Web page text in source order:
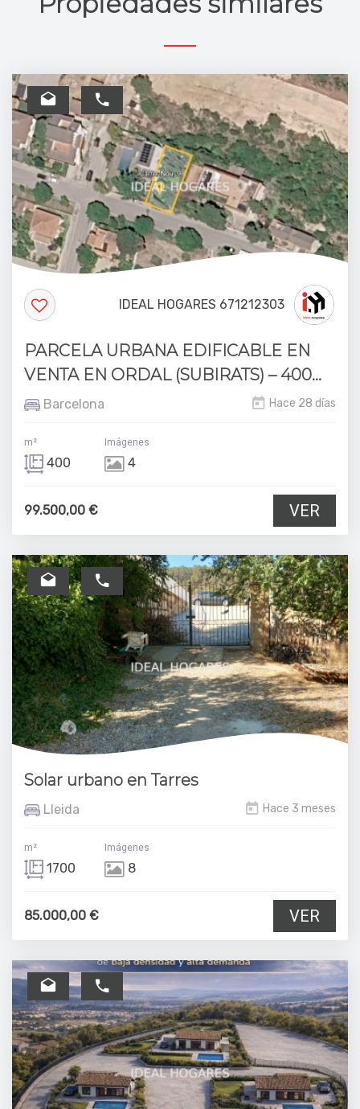
IDEAL HOGARES 671212303
PARCELA URBANA EDIFICABLE EN
VENTA EN ORDAL (SUBIRATS) – 400...
Barcelona Hace 28 días
m²
400
Imágenes
4
99.500,00 € VER
Solar urbano en Tarres
Lleida Hace 3 meses
m²
1700
Imágenes
8
85.000,00 € VER